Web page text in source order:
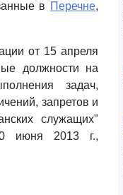
в Перечне,
от 15 апреля
должности на
задач,
запретов и
служащих"
июня 2013 г.,